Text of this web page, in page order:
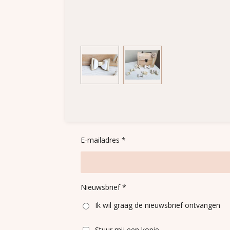
E-mailadres *
Nieuwsbrief *
Ik wil graag de nieuwsbrief ontvangen